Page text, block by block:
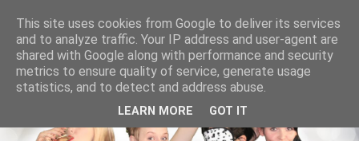
This site uses cookies from Google to deliver its services
and to analyze traffic. Your IP address and user-agent are
shared with Google along with performance and security
metrics to ensure quality of service, generate usage
statistics, and to detect and address abuse.
LEARN MORE GOT IT